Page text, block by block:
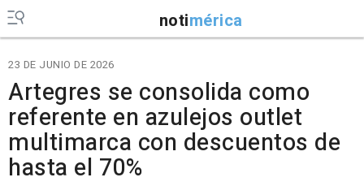
notimérica
23 DE JUNIO DE 2026
Artegres se consolida como
referente en azulejos outlet
multimarca con descuentos de
hasta el 70%